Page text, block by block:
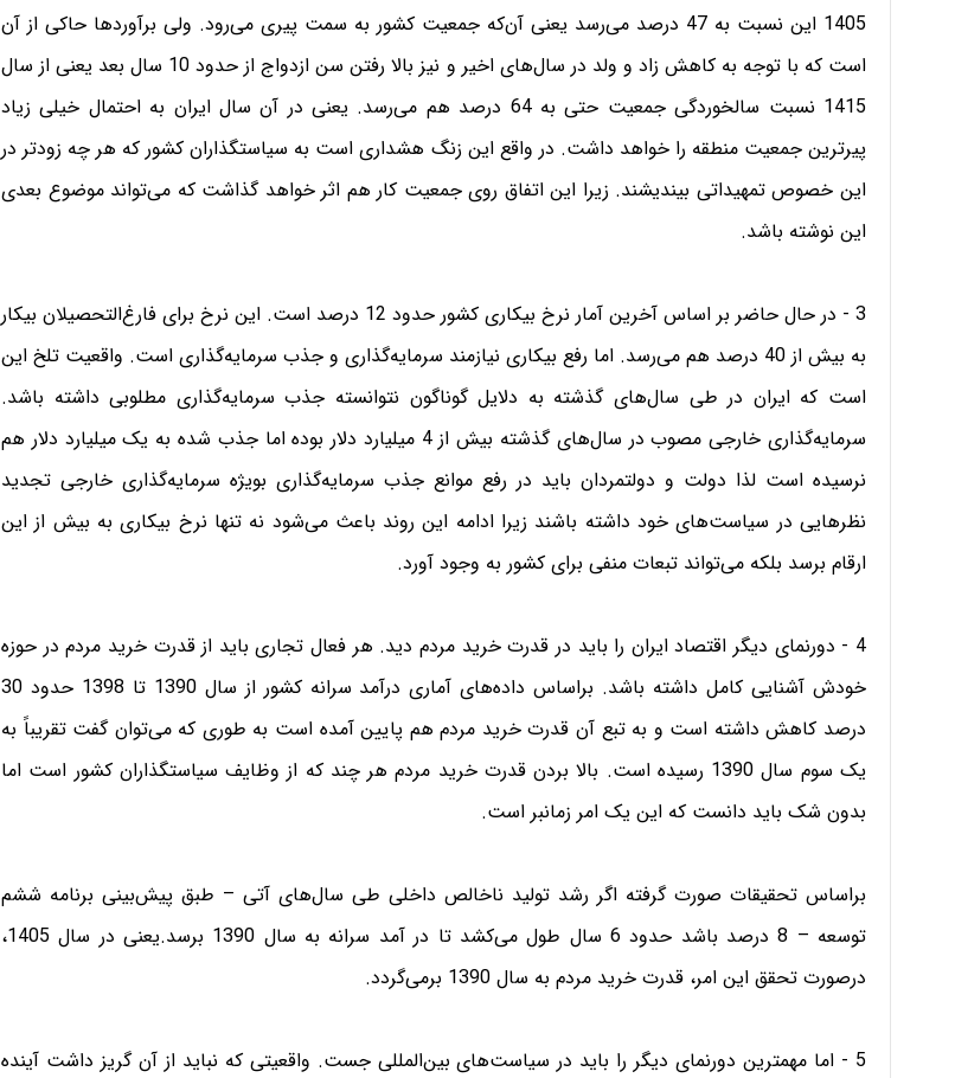
1405 این نسبت به 47 درصد می‌رسد یعنی آن‌که جمعیت کشور به سمت پیری می‌رود. ولی برآوردها حاکی از آن
است که با توجه به کاهش زاد و ولد در سال‌های اخیر و نیز بالا رفتن سن ازدواج از حدود 10 سال بعد یعنی از سال
1415 نسبت سالخوردگی جمعیت حتی به 64 درصد هم می‌رسد. یعنی در آن سال ایران به احتمال خیلی زیاد
پیرترین جمعیت منطقه را خواهد داشت. در واقع این زنگ هشداری است به سیاستگذاران کشور که هر چه زودتر در
این خصوص تمهیداتی بیندیشند. زیرا این اتفاق روی جمعیت کار هم اثر خواهد گذاشت که می‌تواند موضوع بعدی
این نوشته باشد.
3 - در حال حاضر بر اساس آخرین آمار نرخ بیکاری کشور حدود 12 درصد است. این نرخ برای فارغ‌التحصیلان بیکار
به بیش از 40 درصد هم می‌رسد. اما رفع بیکاری نیازمند سرمایه‌گذاری و جذب سرمایه‌گذاری است. واقعیت تلخ این
است که ایران در طی سال‌های گذشته به دلایل گوناگون نتوانسته جذب سرمایه‌گذاری مطلوبی داشته باشد.
سرمایه‌گذاری خارجی مصوب در سال‌های گذشته بیش از 4 میلیارد دلار بوده اما جذب شده به یک میلیارد دلار هم
نرسیده است لذا دولت و دولتمردان باید در رفع موانع جذب سرمایه‌گذاری بویژه سرمایه‌گذاری خارجی تجدید
نظرهایی در سیاست‌های خود داشته باشند زیرا ادامه این روند باعث می‌شود نه تنها نرخ بیکاری به بیش از این
ارقام برسد بلکه می‌تواند تبعات منفی برای کشور به وجود آورد.
4 - دورنمای دیگر اقتصاد ایران را باید در قدرت خرید مردم دید. هر فعال تجاری باید از قدرت خرید مردم در حوزه
خودش آشنایی کامل داشته باشد. براساس داده‌های آماری درآمد سرانه کشور از سال 1390 تا 1398 حدود 30
درصد کاهش داشته است و به تبع آن قدرت خرید مردم هم پایین آمده است به طوری که می‌توان گفت تقریباً به
یک سوم سال 1390 رسیده است. بالا بردن قدرت خرید مردم هر چند که از وظایف سیاستگذاران کشور است اما
بدون شک باید دانست که این یک امر زمانبر است.
براساس تحقیقات صورت گرفته اگر رشد تولید ناخالص داخلی طی سال‌های آتی – طبق پیش‌بینی برنامه ششم
توسعه – 8 درصد باشد حدود 6 سال طول می‌کشد تا در آمد سرانه به سال 1390 برسد.یعنی در سال 1405،
درصورت تحقق این امر، قدرت خرید مردم به سال 1390 برمی‌گردد.
5 - اما مهمترین دورنمای دیگر را باید در سیاست‌های بین‌المللی جست. واقعیتی که نباید از آن گریز داشت آینده